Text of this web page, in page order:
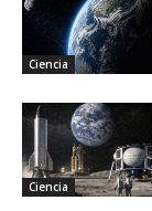
Ciencia
Ciencia